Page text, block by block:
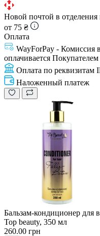
Новой почтой в
от 75 ₴
Оплата
WayForPay - Комиссия
оплачивается Покупателем
Оплата по реквизитам
Наложенный платеж
Бальзам-кондиционер для
Top beauty, 350 мл
260.00 грн